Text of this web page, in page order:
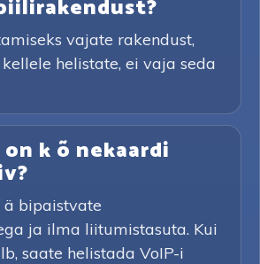
vajate rakendust,
helistate, ei vaja seda
on k õ nekaardi
ä bipaistvate
ja ilma liitumistasuta. Kui
saate helistada VoIP-i